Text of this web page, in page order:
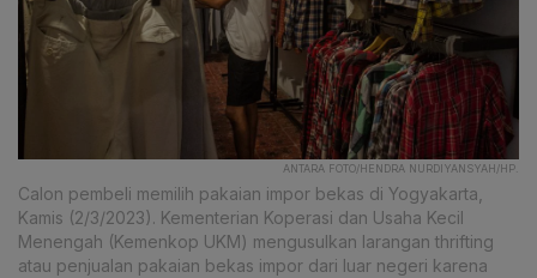
ANTARA FOTO/HENDRA NURDIYANSYAH/HP.
Calon pembeli memilih pakaian impor bekas di Yogyakarta,
Kamis (2/3/2023). Kementerian Koperasi dan Usaha Kecil
Menengah (Kemenkop UKM) mengusulkan larangan thrifting
atau penjualan pakaian bekas impor dari luar negeri karena